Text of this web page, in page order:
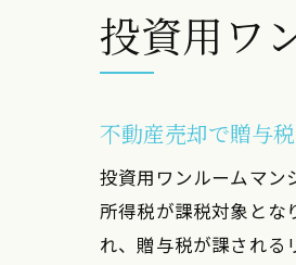
投資用ワ
不動産売却で贈与
投資用ワンルームマン
所得税が課税対象とな
れ、贈与税が課される